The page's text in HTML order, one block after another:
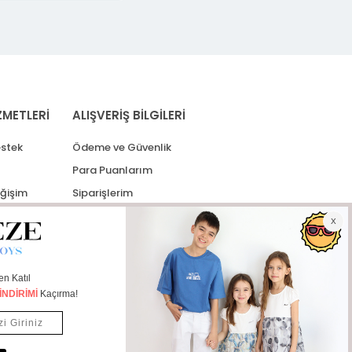
ALIŞVERİŞ BİLGİLERİ
Ödeme ve Güvenlik
Para Puanlarım
Siparişlerim